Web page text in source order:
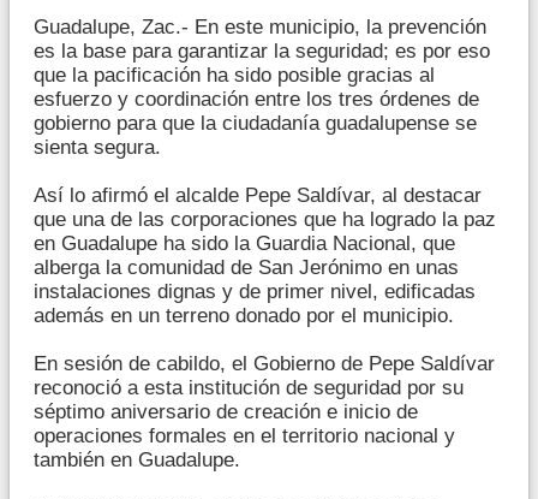
Guadalupe, Zac.- En este municipio, la prevención
es la base para garantizar la seguridad; es por eso
que la pacificación ha sido posible gracias al
esfuerzo y coordinación entre los tres órdenes de
gobierno para que la ciudadanía guadalupense se
sienta segura.
Así lo afirmó el alcalde Pepe Saldívar, al destacar
que una de las corporaciones que ha logrado la paz
en Guadalupe ha sido la Guardia Nacional, que
alberga la comunidad de San Jerónimo en unas
instalaciones dignas y de primer nivel, edificadas
además en un terreno donado por el municipio.
En sesión de cabildo, el Gobierno de Pepe Saldívar
reconoció a esta institución de seguridad por su
séptimo aniversario de creación e inicio de
operaciones formales en el territorio nacional y
también en Guadalupe.